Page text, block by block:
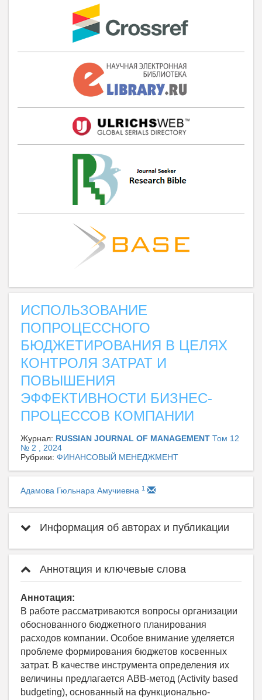
ИСПОЛЬЗОВАНИЕ
ПОПРОЦЕССНОГО
БЮДЖЕТИРОВАНИЯ В ЦЕЛЯХ
КОНТРОЛЯ ЗАТРАТ И
ПОВЫШЕНИЯ
ЭФФЕКТИВНОСТИ БИЗНЕС-
ПРОЦЕССОВ КОМПАНИИ
Журнал: RUSSIAN JOURNAL OF MANAGEMENT Том 12
№ 2 , 2024
Рубрики: ФИНАНСОВЫЙ МЕНЕДЖМЕНТ
Адамова Гюльнара Амучиевна 1
Информация об авторах и публикации
Аннотация и ключевые слова
Аннотация:
В работе рассматриваются вопросы организации
обоснованного бюджетного планирования
расходов компании. Особое внимание уделяется
проблеме формирования бюджетов косвенных
затрат. В качестве инструмента определения их
величины предлагается АВВ-метод (Activity based
budgeting), основанный на функционально-